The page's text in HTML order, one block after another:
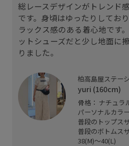
総レースデザインがトレンド
です。身頃はゆったりしてお
ラックス感のある着心地です
ットシューズだと少し地面に
りました。
柏高島屋ステー
yuri (160cm)
骨格： ナチュラ
パーソナルカラ
普段のトップス
普段のボトムス
38(M)〜40(L)